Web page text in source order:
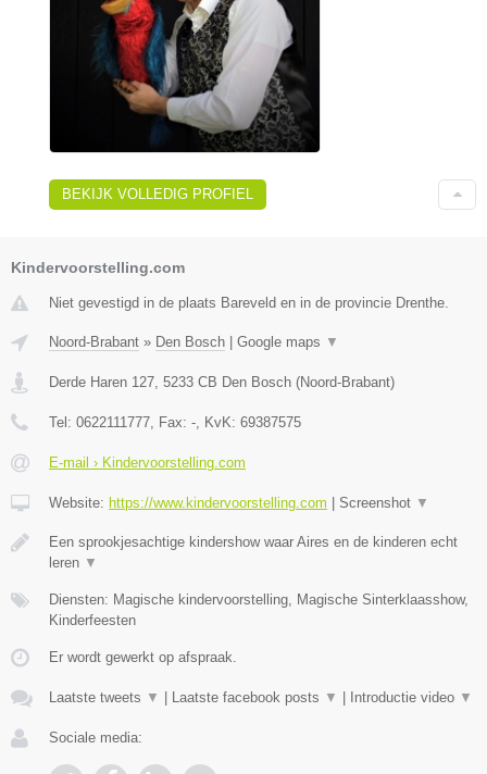
BEKIJK VOLLEDIG PROFIEL
Kindervoorstelling.com
Niet gevestigd in de plaats Bareveld en in de provincie Drenthe.
Noord-Brabant » Den Bosch Google maps ▼
Derde Haren 127, 5233 CB Den Bosch (Noord-Brabant)
Tel: 0622111777, Fax: -, KvK: 69387575
E-mail › Kindervoorstelling.com
Website: https://www.kindervoorstelling.com Screenshot ▼
Een sprookjesachtige kindershow waar Aires en de kinderen echt
leren ▼
Diensten: Magische kindervoorstelling, Magische Sinterklaasshow,
Kinderfeesten
Er wordt gewerkt op afspraak.
Laatste tweets ▼ Laatste facebook posts ▼ Introductie video ▼
Sociale media: